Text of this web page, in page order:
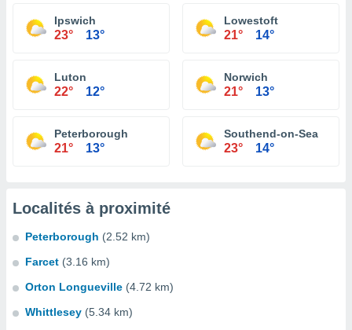
Ipswich
23° 13°
Lowestoft
21° 14°
Luton
22° 12°
Norwich
21° 13°
Peterborough
21° 13°
Southend-on-Sea
23° 14°
Localités à proximité
Peterborough (2.52 km)
Farcet (3.16 km)
Orton Longueville (4.72 km)
Whittlesey (5.34 km)